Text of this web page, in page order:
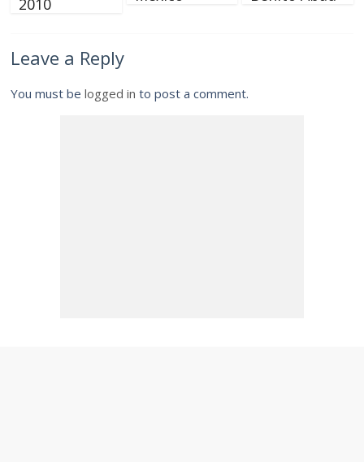
2010
Leave a Reply
You must belogged in to post a comment.